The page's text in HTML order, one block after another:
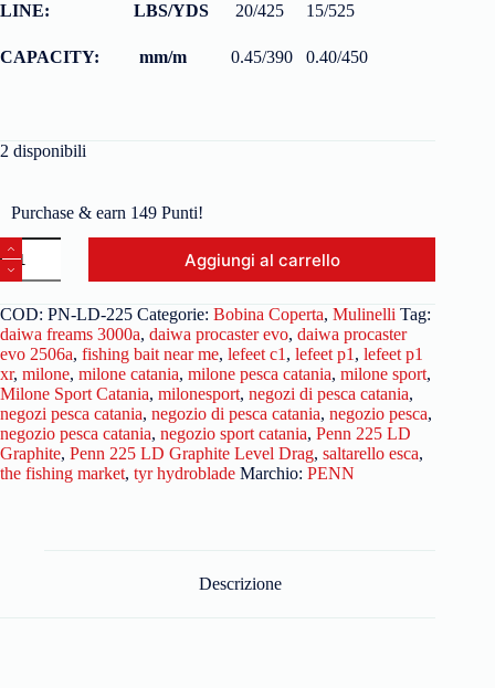
LINE: LBS/YDS 20/425 15/525
CAPACITY: mm/m 0.45/390 0.40/450
2 disponibili
Purchase & earn 149 Punti!
Aggiungi al carrello
COD: PN-LD-225 Categorie: Bobina Coperta, Mulinelli Tag:
daiwa freams 3000a, daiwa procaster evo, daiwa procaster
evo 2506a, fishing bait near me, lefeet c1, lefeet p1, lefeet p1
xr, milone, milone catania, milone pesca catania, milone sport,
Milone Sport Catania, milonesport, negozi di pesca catania,
negozi pesca catania, negozio di pesca catania, negozio pesca,
negozio pesca catania, negozio sport catania, Penn 225 LD
Graphite, Penn 225 LD Graphite Level Drag, saltarello esca,
the fishing market, tyr hydroblade Marchio: PENN
Descrizione